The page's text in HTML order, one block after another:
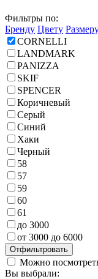
Фильтры по:
Бренду Цвету
CORNELLI
LANDMARK
PANIZZA
SKIF
SPENCER
Коричневый
Серый
Синий
Хаки
Черный
58
57
59
60
61
до 3000
от 3000 до 6000
Можно
Вы выбрали: